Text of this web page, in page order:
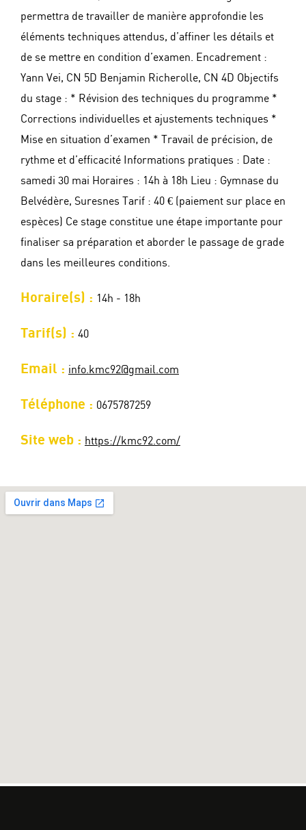
permettra de travailler de manière approfondie les
éléments techniques attendus, d’affiner les détails et
de se mettre en condition d’examen. Encadrement :
Yann Vei, CN 5D Benjamin Richerolle, CN 4D Objectifs
du stage : * Révision des techniques du programme *
Corrections individuelles et ajustements techniques *
Mise en situation d’examen * Travail de précision, de
rythme et d’efficacité Informations pratiques : Date :
samedi 30 mai Horaires : 14h à 18h Lieu : Gymnase du
Belvédère, Suresnes Tarif : 40 € (paiement sur place en
espèces) Ce stage constitue une étape importante pour
finaliser sa préparation et aborder le passage de grade
dans les meilleures conditions.
Horaire(s) : 14h - 18h
Tarif(s) : 40
Email : info.kmc92@gmail.com
Téléphone : 0675787259
Site web : https://kmc92.com/